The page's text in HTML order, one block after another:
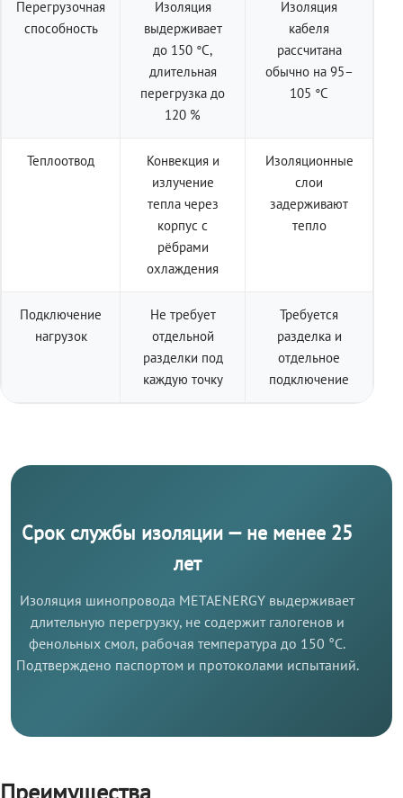
Перегрузочная
способность
Изоляция
выдерживает
до 150 °C,
длительная
перегрузка до
120 %
Изоляция
кабеля
рассчитана
обычно на 95–
105 °C
Теплоотвод
Конвекция и
излучение
тепла через
корпус с
рёбрами
охлаждения
Изоляционные
слои
задерживают
тепло
Подключение
нагрузок
Не требует
отдельной
разделки под
каждую точку
Требуется
разделка и
отдельное
подключение
Срок службы изоляции — не менее 25
лет
Изоляция шинопровода METAENERGY выдерживает
длительную перегрузку, не содержит галогенов и
фенольных смол, рабочая температура до 150 °C.
Подтверждено паспортом и протоколами испытаний.
Преимущества